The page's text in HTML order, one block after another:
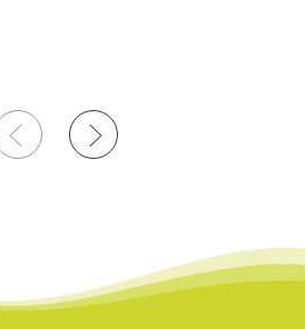
NÃ¤chstes